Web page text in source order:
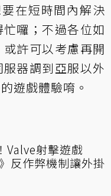
在短時間內解決
囉；不過各位如
許可以考慮再開
器調到亞服以外
遊戲體驗唷。
Valve射擊遊戲
反作弊機制讓外掛